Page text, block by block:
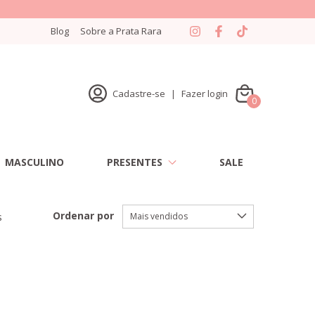
Blog Sobre a Prata Rara
Cadastre-se | Fazer login
0
MASCULINO PRESENTES SALE
Ordenar por